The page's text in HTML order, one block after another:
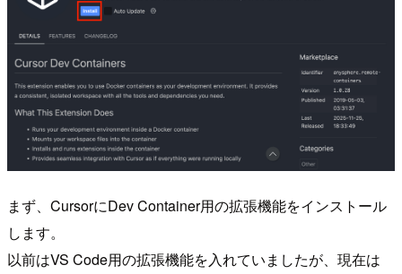
まず、CursorにDev Container用の拡張機能をインストール
します。
以前はVS Code用の拡張機能を入れていましたが、現在は